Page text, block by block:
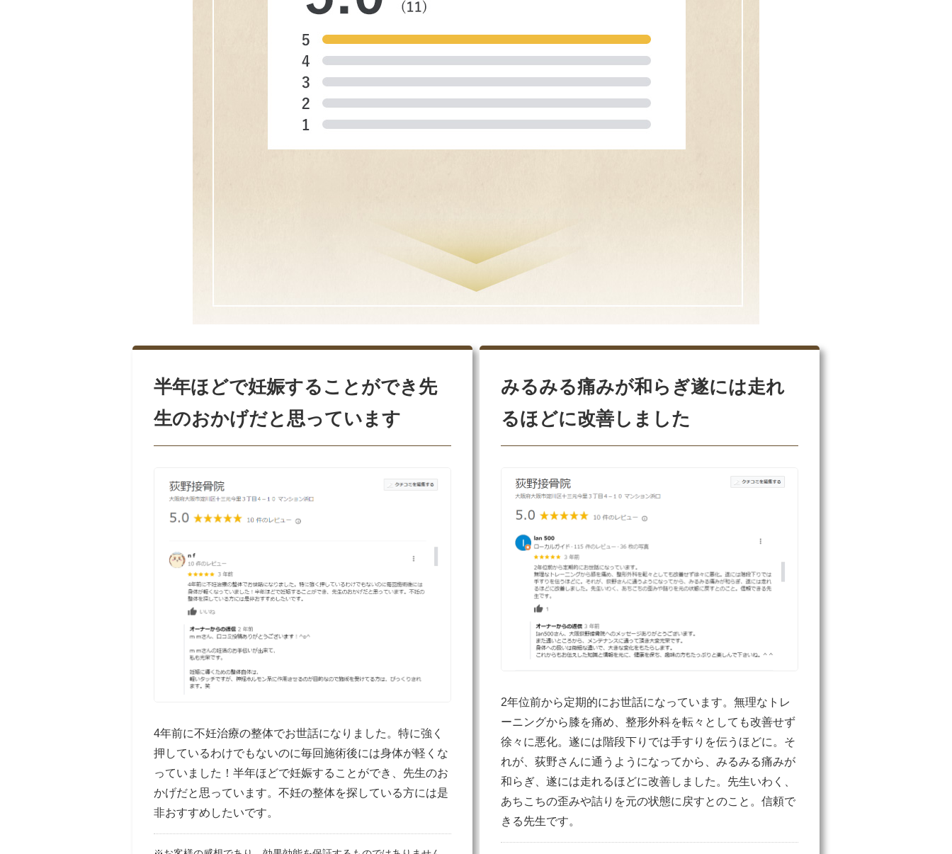
半年ほどで妊娠することができ先
生のおかげだと思っています
4年前に不妊治療の整体でお世話になりました。特に強く
押しているわけでもないのに毎回施術後には身体が軽くな
っていました！半年ほどで妊娠することができ、先生のお
かげだと思っています。不妊の整体を探している方には是
非おすすめしたいです。
みるみる痛みが和らぎ遂には走れ
るほどに改善しました
2年位前から定期的にお世話になっています。無理なトレ
ーニングから膝を痛め、整形外科を転々としても改善せず
徐々に悪化。遂には階段下りでは手すりを伝うほどに。そ
れが、荻野さんに通うようになってから、みるみる痛みが
和らぎ、遂には走れるほどに改善しました。先生いわく、
あちこちの歪みや詰りを元の状態に戻すとのこと。信頼で
きる先生です。